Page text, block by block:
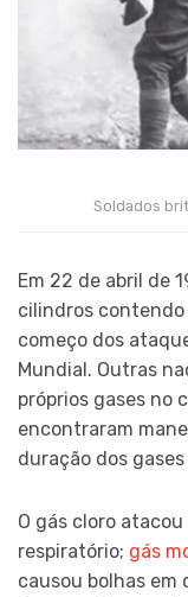
Soldados
Em 22 de abril de
cilindros contendo
começo dos
Mundial. Outras
próprios gases no
encontraram
duração dos
O gás cloro
respiratório; gás
causou bolhas em